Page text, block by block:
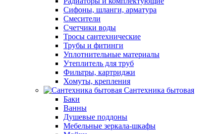
Сифоны, шланги, арматура
Смесители
Счетчики воды
Тросы сантехнические
Трубы и фитинги
Уплотнительные материалы
Утеплитель для труб
Фильтры, картриджи
Хомуты, крепления
Сантехника бытовая
Баки
Ванны
Душевые поддоны
Мебельные зеркала-шкафы